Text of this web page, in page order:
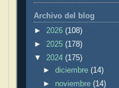
Archivo del blog
► 2026 (108)
► 2025 (178)
▼ 2024 (175)
►diciembre(14)
► noviembre(14)